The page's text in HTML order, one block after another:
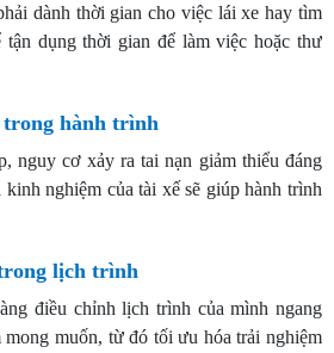
dành thời gian cho việc lái xe hay tìm
dụng thời gian để làm việc hoặc thư
trong hành trình
nguy cơ xảy ra tai nạn giảm thiểu đáng
nghiệm của tài xế sẽ giúp hành trình
lịch trình
điều chỉnh lịch trình của mình ngang
muốn, từ đó tối ưu hóa trải nghiệm